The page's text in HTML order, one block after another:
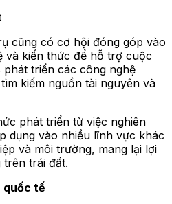
cũng có cơ hội đóng góp vào
và kiến thức để hỗ trợ cuộc
triển các công nghệ
kiếm nguồn tài nguyên và
phát triển từ việc nghiên
dụng vào nhiều lĩnh vực khác
và môi trường, mang lại lợi
trái đất.
quốc tế